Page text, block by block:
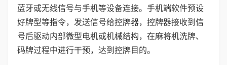
蓝牙或无线信号与手机等设备连接。手机端软件预设
好牌型等指令，发送信号给控牌器，控牌器接收到信
号后驱动内部微型电机或机械结构，在麻将机洗牌、
码牌过程中进行干预，达到控牌目的。